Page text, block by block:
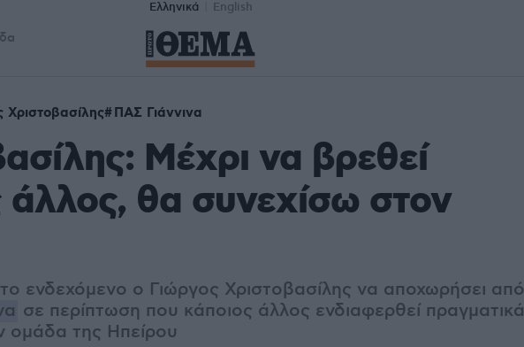
Ελληνικά English
Χριστοβασίλης ΠΑΣ Γιάννινα
Μέχρι να βρεθεί
άλλος, θα συνεχίσω στον
ενδεχόμενο ο Γιώργος Χριστοβασίλης να αποχωρήσει από
σε περίπτωση που κάποιος άλλος ενδιαφερθεί πραγματικά
ομάδα της Ηπείρου